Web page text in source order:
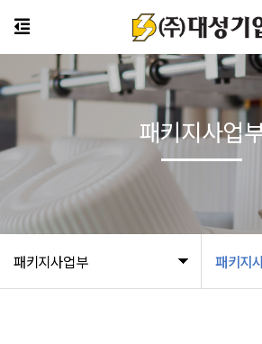
패키지사업부 패키지
패키지사업